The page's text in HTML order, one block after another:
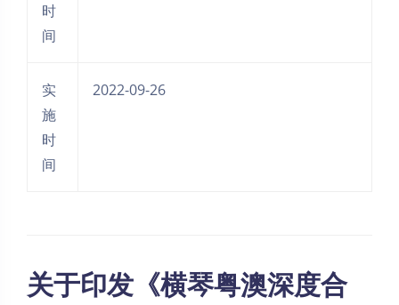
时
间
实
施
时
间
2022-09-26
关于印发《横琴粤澳深度合